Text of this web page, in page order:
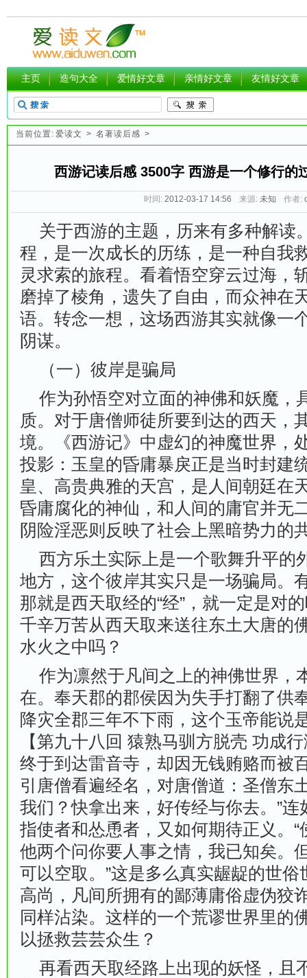
主页 造句大全 爱情好文章 亲情好文章 友情好文章
当前位置: 爱读文 > 名著读后感 >
西游记读后感 3500字 西游是一个修行的
时间: 2012-03-17 14:56 来源: 未知 作者:
关于西游的主题，历来有多种解读
程，是一次成长的历练，是一种自我
灵求索的旅程。看着悟空穿云过海，
磨掉了棱角，遗失了自由，而众神在
语。转念一想，这场西游其实就像一
阴谋。
（一）彼岸是骗局
作为孙悟空对立面的神佛和妖魔，
质。对于唐僧师徒所要到达的西天，
境。《西游记》中虚幻的神魔世界，
投影：玉皇的昏庸暴戾正是当时封建
皇、高贵典雅的天宫，是人间朝廷在
昏庸腐化的神仙，和人间的庸官并无
阴险淫恶则反映了社会上黑暗势力的
西方乐土实际上是一个歌舞升平的
地方，这个彼岸其实只是一场骗局。
那就是西天取经的“经”，就一定是对
千辛万苦从西天取来送往东土大唐的
水火之中吗？
作为凛然于凡间之上的神佛世界，
在。奉天郡的郡侯因为失手打翻了供
降灾全郡三年不下雨，这个玉帝能说
【第九十八回 猿熟马驯方脱壳 功成
终于到达雷音寺，却因无钱贿赂而被
引唐僧看遍经名，对唐僧道：圣僧东
我们？快拿出来，好传经与你去。”
指使者和怂恿者，又如何期待正义。
他两个问你要人事之情，我已知矣。
可以空取。”这是多么真实龌龊的世
高尚，凡间所拥有的鄙薄庸俗虚伪狡
同样沾染。这样的一个荒谬世界里的
以拯救芸芸众生？
再看西天取经路上出现的妖怪，且